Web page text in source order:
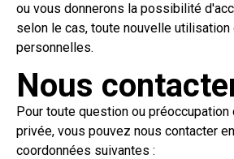
ou vous donnerons la possibilité
selon le cas, toute nouvelle
personnelles.
Nous
Pour toute question ou préoccupation
privée, vous pouvez nous contacter
coordonnées suivantes :